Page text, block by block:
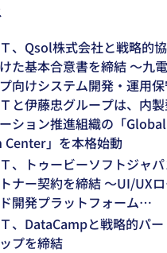
、Qsol株式会社と戦略的
た基本合意書を締結 ～九
向けシステム開発・運用
長期的な協業を推進～
と伊藤忠グループは、内
ション推進組織の「Global
Center」を本格始動
、トゥービーソフトジャ
ナー契約を締結 ～UI/UX
開発プラットフォーム
」の技術支援体制を
、DataCampと戦略的パー
プを締結